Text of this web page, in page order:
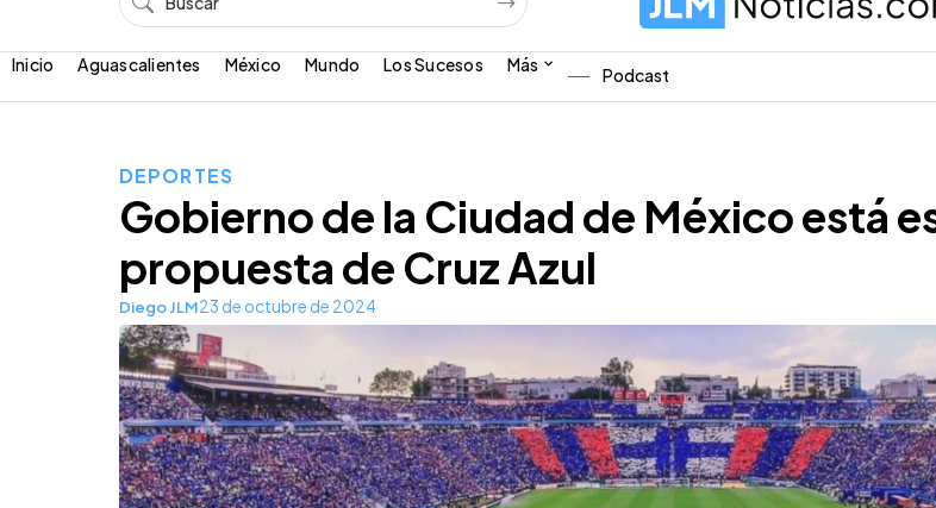
Inicio Aguascalientes México Mundo Los Sucesos Más Podcast
DEPORTES
Gobierno de la Ciudad de México está
propuesta de Cruz Azul
Diego JLM23 de octubre de 2024